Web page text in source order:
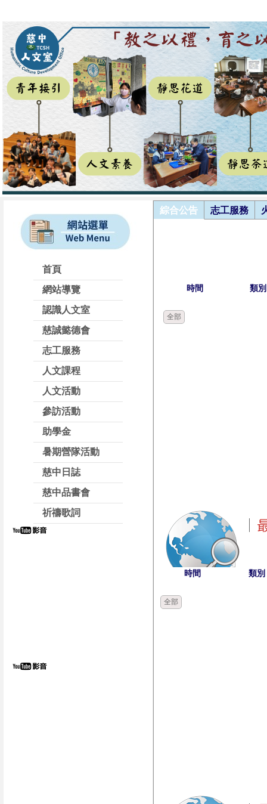
首頁
網站導覽
認識人文室
慈誠懿德會
志工服務
人文課程
人文活動
參訪活動
助學金
暑期營隊活動
慈中日誌
慈中品書會
祈禱歌詞
綜合公告 志工服務
時間 類別
全部
時間 類別
全部